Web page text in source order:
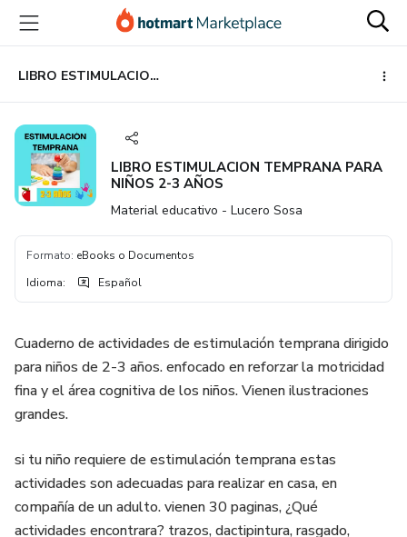
principal
página
de
página
LIBRO ESTIMULACION TEMPRANA PARA NIÑOS 2-3 AÑOS
LIBRO ESTIMULACION TEMPRANA PARA
NIÑOS 2-3 AÑOS
Material educativo - Lucero Sosa
Formato: eBooks o Documentos
Idioma: Español
Cuaderno de actividades de estimulación temprana dirigido
para niños de 2-3 años. enfocado en reforzar la motricidad
fina y el área cognitiva de los niños. Vienen ilustraciones
grandes.
si tu niño requiere de estimulación temprana estas
actividades son adecuadas para realizar en casa, en
compañía de un adulto. vienen 30 paginas, ¿Qué
actividades encontrara? trazos, dactipintura, rasgado,